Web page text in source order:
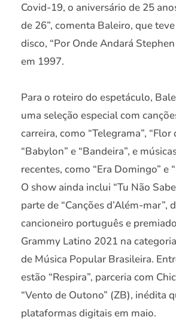
Covid-19, o aniversário de 25
de 26”, comenta Baleiro, que
disco, “Por Onde Andará
em 1997.
Para o roteiro do espetáculo,
uma seleção especial com
carreira, como “Telegrama”, “Flor
“Babylon” e “Bandeira”, e
recentes, como “Era Domingo” e
O show ainda inclui “Tu Não
parte de “Canções d’Além-mar”,
cancioneiro português e
Grammy Latino 2021 na
de Música Popular Brasileira.
estão “Respira”, parceria com
“Vento de Outono” (ZB), inédita
plataformas digitais em maio.